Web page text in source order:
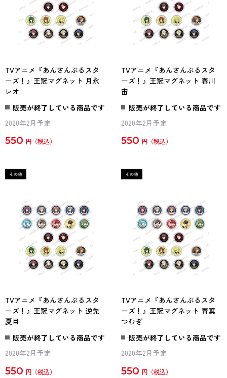
TVアニメ『あんさんぶるスタ
ーズ！』王冠マグネット 月永
レオ
販売が終了している商品です
2020年2月予定
550 円
TVアニメ『あんさんぶるスタ
ーズ！』王冠マグネット 春川
宙
販売が終了している商品です
2020年2月予定
550 円
TVアニメ『あんさんぶるスタ
ーズ！』王冠マグネット 逆先
夏目
販売が終了している商品です
2020年2月予定
550 円
TVアニメ『あんさんぶるスタ
ーズ！』王冠マグネット 青葉
つむぎ
販売が終了している商品です
2020年2月予定
550 円